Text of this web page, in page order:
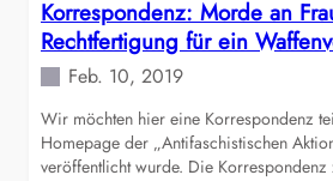
Korrespondenz: Morde an
Rechtfertigung für ein
Feb. 10, 2019
Wir möchten hier eine Korrespondenz
Homepage der „Antifaschistischen
veröffentlicht wurde. Die